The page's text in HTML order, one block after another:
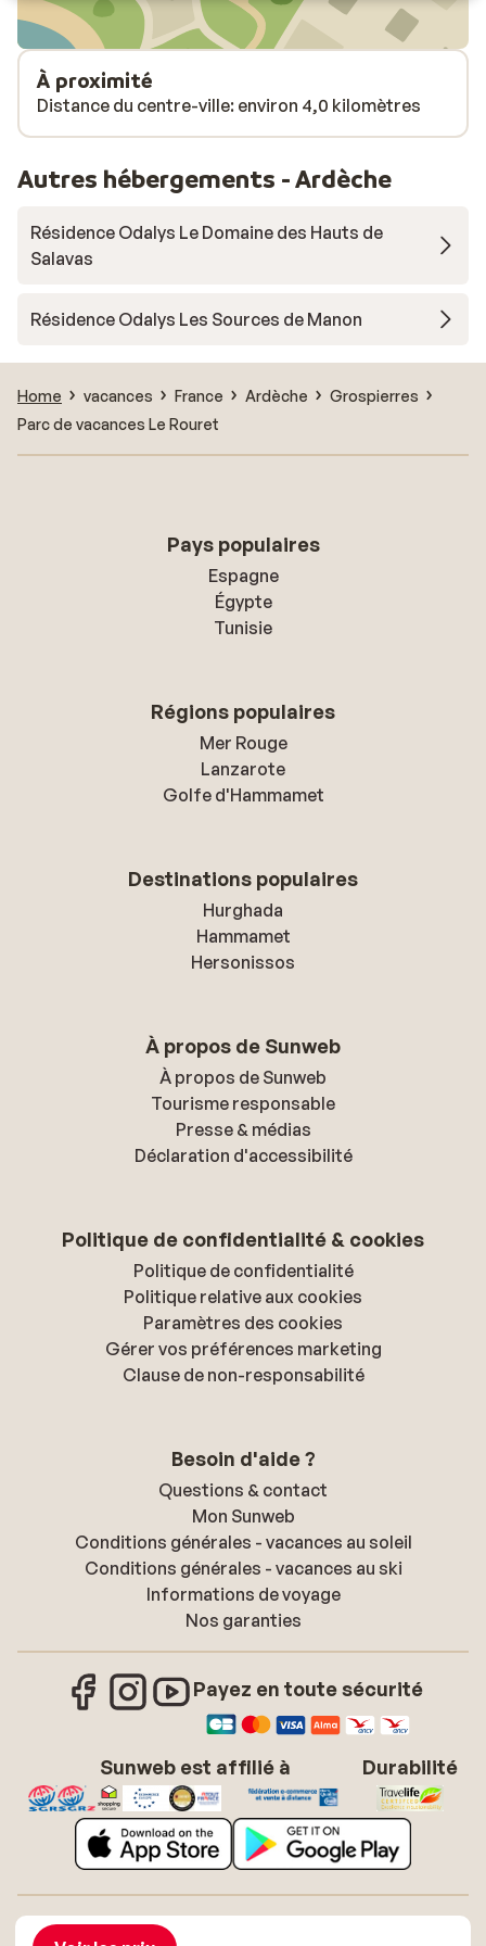
is veel nog dicht in het voorseizoen (we
waren in juni) zoals het tweede zwembad
en activiteiten.
À proximité
Distance du centre-ville: environ 4,0 kilomètres
Autres hébergements - Ardèche
Résidence Odalys Le Domaine des Hauts de
Salavas
Résidence Odalys Les Sources de Manon
Home vacances France Ardèche
Grospierres
Parc de vacances Le Rouret
Pays populaires
Espagne
Égypte
Tunisie
Régions populaires
Mer Rouge
Lanzarote
Golfe d'Hammamet
Destinations populaires
Hurghada
Hammamet
Hersonissos
À propos de Sunweb
À propos de Sunweb
Tourisme responsable
Presse & médias
Déclaration d'accessibilité
Politique de confidentialité & cookies
Politique de confidentialité
Politique relative aux cookies
Paramètres des cookies
Gérer vos préférences marketing
Clause de non-responsabilité
Besoin d'aide ?
Questions & contact
Mon Sunweb
Conditions générales - vacances au soleil
Conditions générales - vacances au ski
Informations de voyage
Nos garanties
Payez en toute sécurité
Sunweb est affilié à Durabilité
À propos de Sunweb